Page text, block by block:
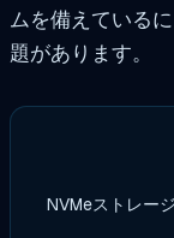
ムを備えている
題があります。
NVMeストレー